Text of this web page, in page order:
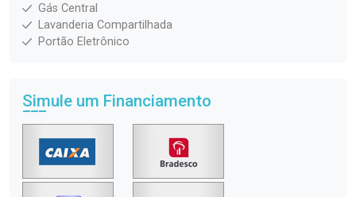
Gás Central
Lavanderia Compartilhada
Portão Eletrônico
Simule um Financiamento